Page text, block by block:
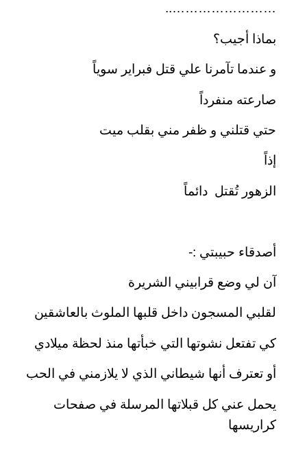
……………………..
بماذا أجيب؟
و عندما تآمرنا علي قتل فبراير سوياً
صارعته منفرداً
حتي قتلني و ظفر مني بقلب ميت
إذاً
الزهور تُقتل دائماً
أصدقاء حبيبتي :-
آن لي وضع قرابيني الشريرة
لقلبي المسجون داخل قلبها الملوث بالعاشقين
كي تفتعل نشوتها التي خبأتها منذ لحظة ميلادي
أو تعترف أنها شيطاني الذي لا يلازمني في الحب
يحمل عني كل قبلاتها المرسلة في صفحات
كراريسها